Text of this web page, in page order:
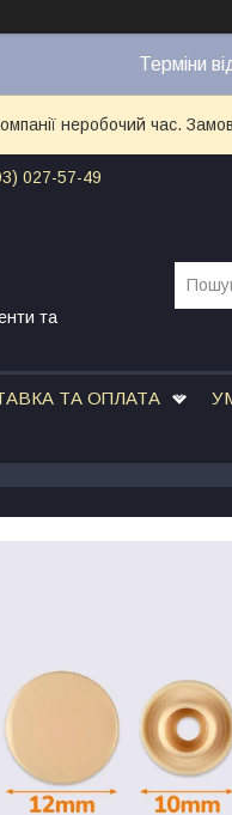
Терміни
неробочий час.
027-57-49
та
ТА ОПЛАТА